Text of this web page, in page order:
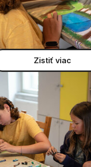
Zistiť viac